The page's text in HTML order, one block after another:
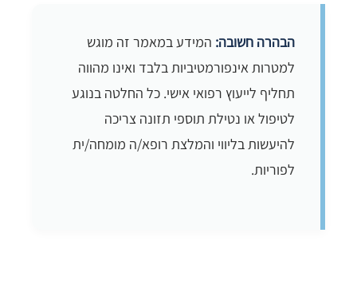
הבהרה חשובה: המידע במאמר זה מוגש
למטרות אינפורמטיביות בלבד ואינו מהווה
תחליף לייעוץ רפואי אישי. כל החלטה בנוגע
לטיפול או נטילת תוספי תזונה צריכה
להיעשות בליווי והמלצת רופא/ה מומחה/ית
לפוריות.